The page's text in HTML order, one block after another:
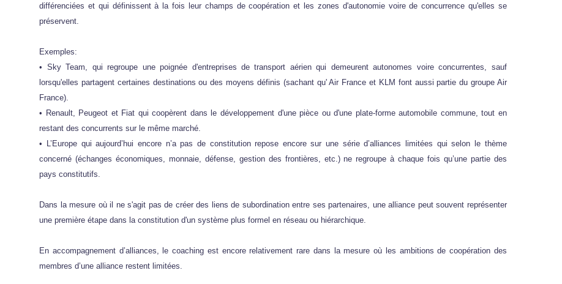
différenciées et qui définissent à la fois leur champs de coopération et les zones d'autonomie voire de concurrence qu'elles se
préservent.
Exemples:
• Sky Team, qui regroupe une poignée d'entreprises de transport aérien qui demeurent autonomes voire concurrentes, sauf
lorsqu'elles partagent certaines destinations ou des moyens définis (sachant qu' Air France et KLM font aussi partie du groupe Air
France).
• Renault, Peugeot et Fiat qui coopèrent dans le développement d'une pièce ou d'une plate-forme automobile commune, tout en
restant des concurrents sur le même marché.
• L’Europe qui aujourd’hui encore n’a pas de constitution repose encore sur une série d’alliances limitées qui selon le thème
concerné (échanges économiques, monnaie, défense, gestion des frontières, etc.) ne regroupe à chaque fois qu’une partie des
pays constitutifs.
Dans la mesure où il ne s'agit pas de créer des liens de subordination entre ses partenaires, une alliance peut souvent représenter
une première étape dans la constitution d'un système plus formel en réseau ou hiérarchique.
En accompagnement d’alliances, le coaching est encore relativement rare dans la mesure où les ambitions de coopération des
membres d’une alliance restent limitées.